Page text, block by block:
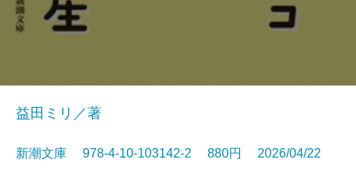
益田ミリ／著
新潮文庫 978-4-10-103142-2 880円 2026/04/22